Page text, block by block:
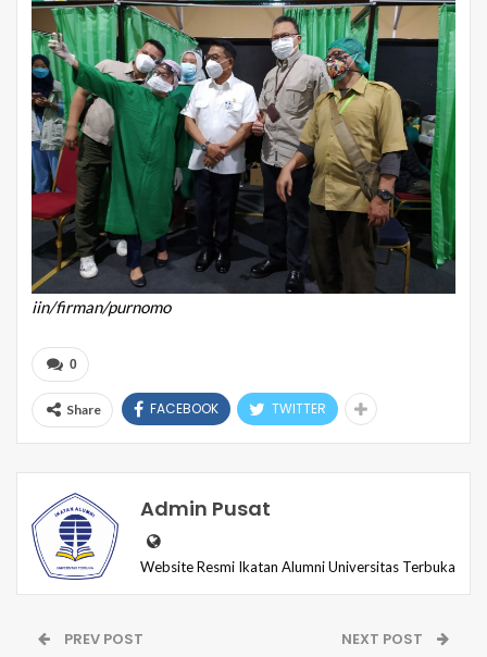
iin/firman/purnomo
0
Share FACEBOOK TWITTER
Admin Pusat
Website Resmi Ikatan Alumni Universitas Terbuka
PREV POST NEXT POST